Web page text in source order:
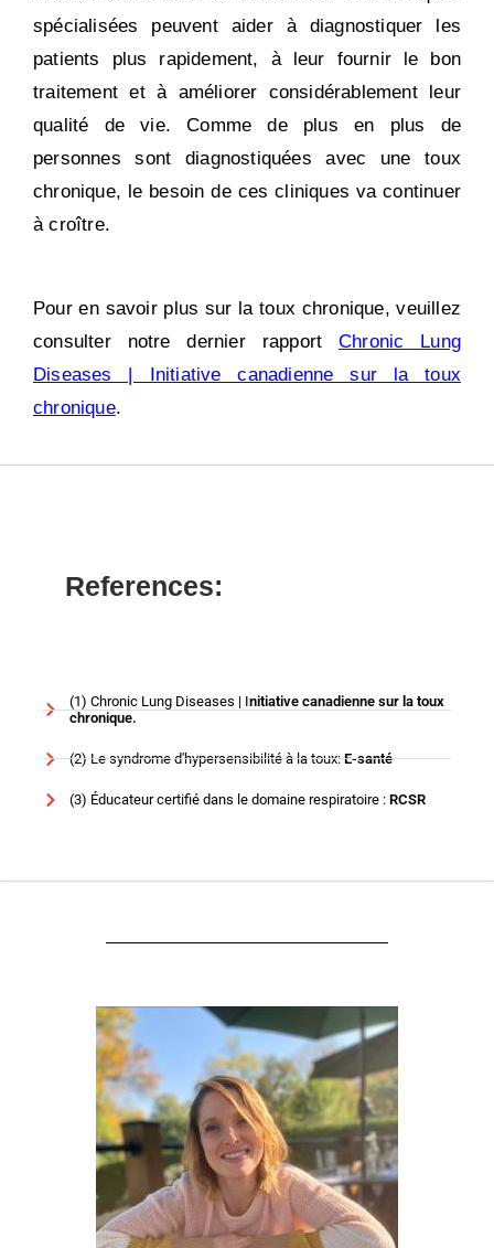
spécialisées peuvent aider à diagnostiquer les
patients plus rapidement, à leur fournir le bon
traitement et à améliorer considérablement leur
qualité de vie. Comme de plus en plus de
personnes sont diagnostiquées avec une toux
chronique, le besoin de ces cliniques va continuer
à croître.
Pour en savoir plus sur la toux chronique, veuillez
consulter notre dernier rapport Chronic Lung
Diseases | Initiative canadienne sur la toux
chronique.
References:
(1) Chronic Lung Diseases | Initiative canadienne sur la toux
chronique.
(2) Le syndrome d'hypersensibilité à la toux:E-santé
(3) Éducateur certifié dans le domaine respiratoire : RCSR